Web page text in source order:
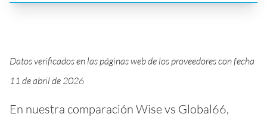
Datos verificados en las páginas web de los proveedores con fecha
11 de abril de 2026
En nuestra comparación Wise vs Global66,